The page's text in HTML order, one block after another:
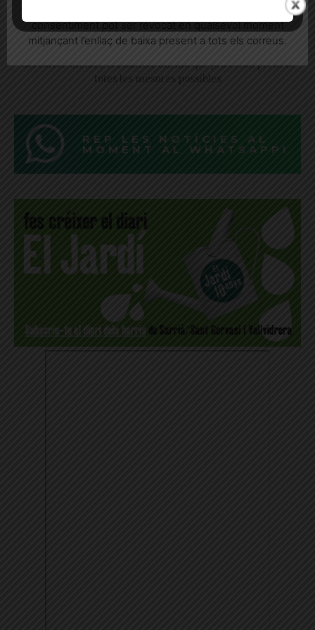
de l’L8 asfixia els botiguers del carrer
Muntaner
Els comerciants denuncien una situació "insostenible" pel tall
del carrer mentre el Districte afirma que ja s'estan prenent
totes les mesures possibles
REP LES NOTÍCIES AL
MOMENT AL WHATSAPP!
consentiment pot ser revocat en qualsevol moment
mitjançant l’enllaç de baixa present a tots els correus.